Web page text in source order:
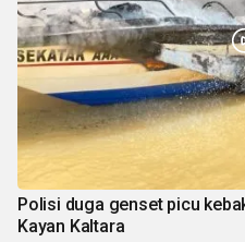
Polisi duga genset picu
Kayan Kaltara